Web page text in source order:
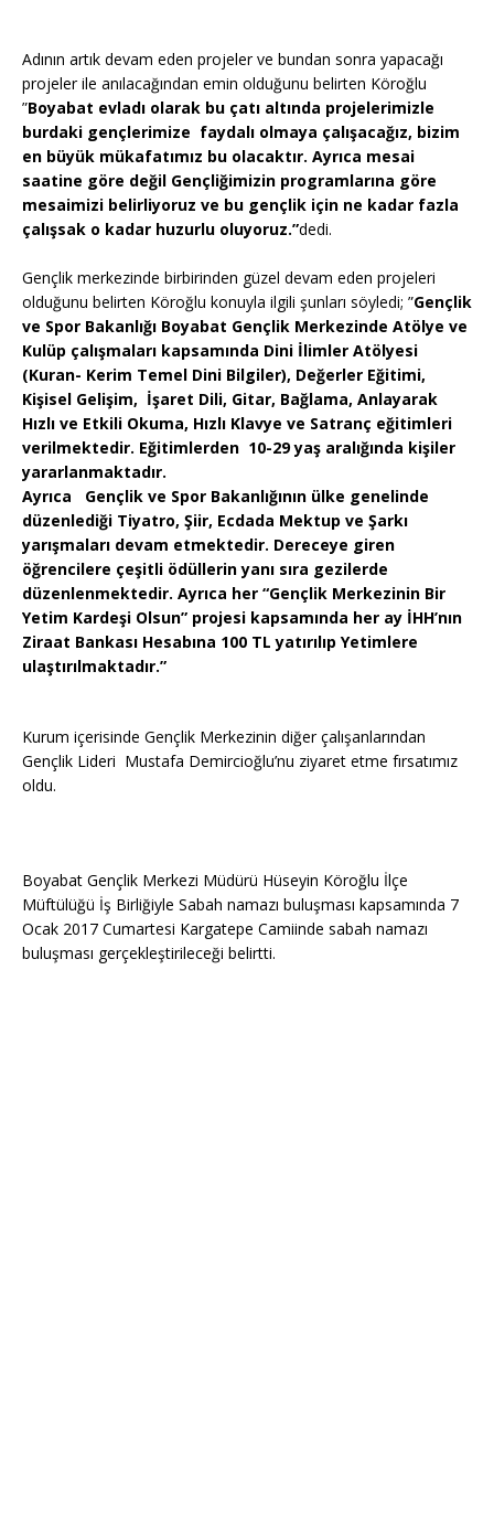
Adının artık devam eden projeler ve bundan sonra yapacağı
projeler ile anılacağından emin olduğunu belirten Köroğlu
”Boyabat evladı olarak bu çatı altında projelerimizle
burdaki gençlerimize faydalı olmaya çalışacağız, bizim
en büyük mükafatımız bu olacaktır. Ayrıca mesai
saatine göre değil Gençliğimizin programlarına göre
mesaimizi belirliyoruz ve bu gençlik için ne kadar fazla
çalışsak o kadar huzurlu oluyoruz.”dedi.
Gençlik merkezinde birbirinden güzel devam eden projeleri
olduğunu belirten Köroğlu konuyla ilgili şunları söyledi; ”Gençlik
ve Spor Bakanlığı Boyabat Gençlik Merkezinde Atölye ve
Kulüp çalışmaları kapsamında Dini İlimler Atölyesi
(Kuran- Kerim Temel Dini Bilgiler), Değerler Eğitimi,
Kişisel Gelişim, İşaret Dili, Gitar, Bağlama, Anlayarak
Hızlı ve Etkili Okuma, Hızlı Klavye ve Satranç eğitimleri
verilmektedir. Eğitimlerden 10-29 yaş aralığında kişiler
yararlanmaktadır.
Ayrıca Gençlik ve Spor Bakanlığının ülke genelinde
düzenlediği Tiyatro, Şiir, Ecdada Mektup ve Şarkı
yarışmaları devam etmektedir. Dereceye giren
öğrencilere çeşitli ödüllerin yanı sıra gezilerde
düzenlenmektedir. Ayrıca her “Gençlik Merkezinin Bir
Yetim Kardeşi Olsun” projesi kapsamında her ay İHH’nın
Ziraat Bankası Hesabına 100 TL yatırılıp Yetimlere
ulaştırılmaktadır.”
Kurum içerisinde Gençlik Merkezinin diğer çalışanlarından
Gençlik Lideri Mustafa Demircioğlu’nu ziyaret etme fırsatımız
oldu.
Boyabat Gençlik Merkezi Müdürü Hüseyin Köroğlu İlçe
Müftülüğü İş Birliğiyle Sabah namazı buluşması kapsamında 7
Ocak 2017 Cumartesi Kargatepe Camiinde sabah namazı
buluşması gerçekleştirileceği belirtti.